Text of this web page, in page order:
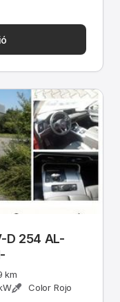
D 254 AL-
km
Color Rojo